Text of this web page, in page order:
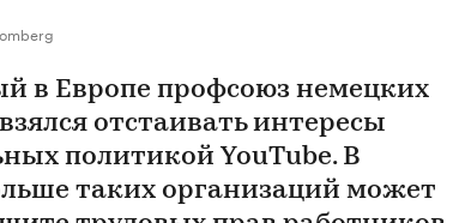
в Европе профсоюз немецких
отстаивать интересы
политикой YouTube. В
таких организаций может